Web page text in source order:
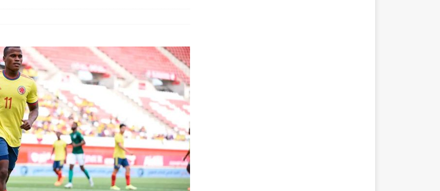
2026: Fluminense busca empate com o Botafogo
NOTÍCIAS
X Fluminense — 22ª rodada do Brasileirão 2026: Palpites, Odds e
mudanças, Fluminense anuncia escalação para o clássico
X Chapecoense — 22ª rodada do Brasileirão 2026: Palpites, Odds
Atlético-MG — 22ª rodada do Brasileirão 2026: Palpites, Odds e